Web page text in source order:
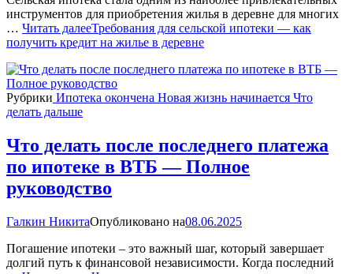
инструментов для приобретения жилья в деревне для многих
… Читать далееТребования для сельской ипотеки — как
получить кредит на жилье в деревне
Рубрики Ипотека окончена Новая жизнь начинается Что
делать дальше
Что делать после последнего платежа
по ипотеке в ВТБ — Полное
руководство
Галкин НикитаОпубликовано на08.06.2025
Погашение ипотеки – это важный шаг, который завершает
долгий путь к финансовой независимости. Когда последний